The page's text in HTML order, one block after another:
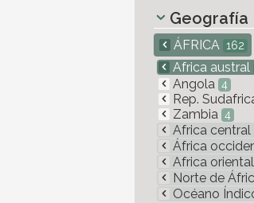
Geografía
ÁFRICA 162
Africa austral
Angola 4
Rep.
Zambia 4
Africa central
África
Africa oriental
Norte de
Océano